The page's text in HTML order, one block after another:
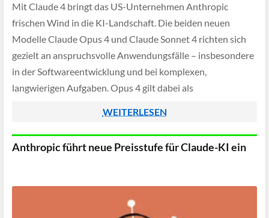
Mit Claude 4 bringt das US-Unternehmen Anthropic
frischen Wind in die KI-Landschaft. Die beiden neuen
Modelle Claude Opus 4 und Claude Sonnet 4 richten sich
gezielt an anspruchsvolle Anwendungsfälle – insbesondere
in der Softwareentwicklung und bei komplexen,
langwierigen Aufgaben. Opus 4 gilt dabei als
mehrstufige Automatisierungen in der […]
WEITERLESEN
Anthropic führt neue Preisstufe für Claude-KI ein